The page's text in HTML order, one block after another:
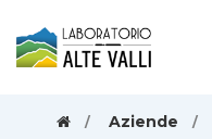
Aziende